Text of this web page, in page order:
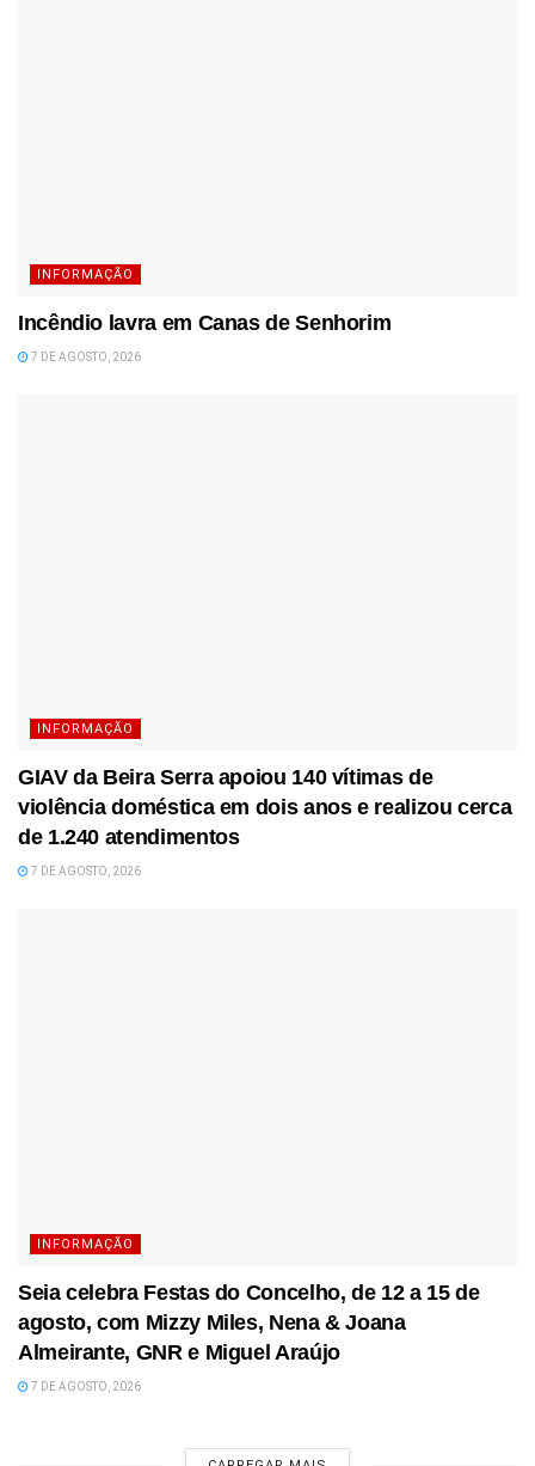
INFORMAÇÃO
Incêndio lavra em Canas de Senhorim
7 DE AGOSTO, 2026
INFORMAÇÃO
GIAV da Beira Serra apoiou 140 vítimas de
violência doméstica em dois anos e realizou cerca
de 1.240 atendimentos
7 DE AGOSTO, 2026
INFORMAÇÃO
Seia celebra Festas do Concelho, de 12 a 15 de
agosto, com Mizzy Miles, Nena & Joana
Almeirante, GNR e Miguel Araújo
7 DE AGOSTO, 2026